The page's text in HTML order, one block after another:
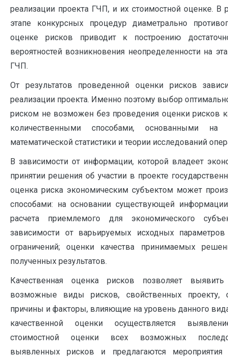
реализации проекта ГЧП, и их стоимостной оценке. В
этапе конкурсных процедур диаметрально
оценке рисков приводит к построению
вероятностей возникновения неопределенности на
ГЧП.
От результатов проведенной оценки рисков
реализации проекта. Именно поэтому выбор
риском не возможен без проведения оценки рисков
количественными способами, основанными на
математической статистики и теории исследований
В зависимости от информации, которой владеет
принятии решения об участии в проекте
оценка риска экономическим субъектом может
способами: на основании существующей
расчета приемлемого для экономического
зависимости от варьируемых исходных
ограничений; оценки качества принимаемых
полученных результатов.
Качественная оценка рисков позволяет
возможные виды рисков, свойственных проекту,
причины и факторы, влияющие на уровень данного
качественной оценки осуществляется
стоимостной оценки всех возможных
выявленных рисков и предлагаются